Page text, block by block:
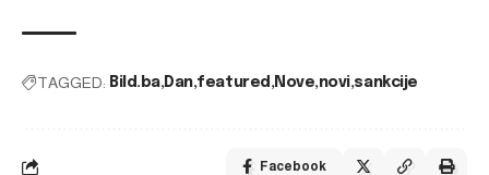
TAGGED: Bild.ba Dan featured Nove novi sankcije
Facebook